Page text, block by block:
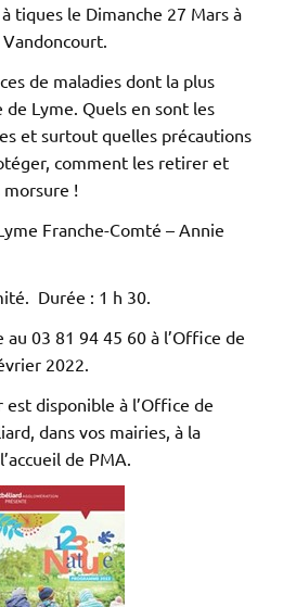
tiques le Dimanche 27 Mars à
de maladies dont la plus
Lyme. Quels en sont les
et surtout quelles précautions
comment les retirer et
!
Franche-Comté – Annie
Durée : 1 h 30.
03 81 94 45 60 à l’Office de
2022.
disponible à l’Office de
dans vos mairies, à la
de PMA.